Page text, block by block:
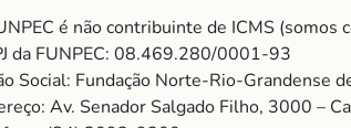
é não contribuinte de ICMS (somos
da FUNPEC: 08.469.280/0001-93
Social: Fundação Norte-Rio-Grandense
Av. Senador Salgado Filho, 3000 –